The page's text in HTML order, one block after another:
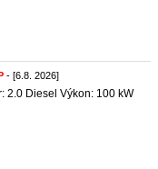
- [6.8. 2026]
2.0 Diesel Výkon: 100 kW